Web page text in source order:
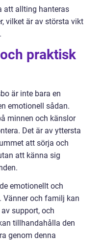
att allting hanteras
vilket är av största vikt
praktisk
är inte bara en
emotionell sådan.
minnen och känslor
Det är av yttersta
att sörja och
att känna sig
emotionellt och
Vänner och familj kan
support, och
tillhandahålla den
genom denna